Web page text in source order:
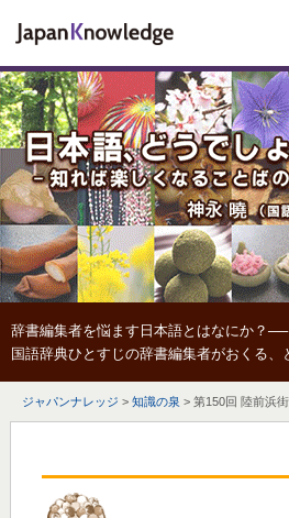
辞書編集者を悩ます日本語とはなにか？
国語辞典ひとすじの辞書編集者がおくる、
ジャパンナレッジ > 知識の泉 > 第150回 陸前浜